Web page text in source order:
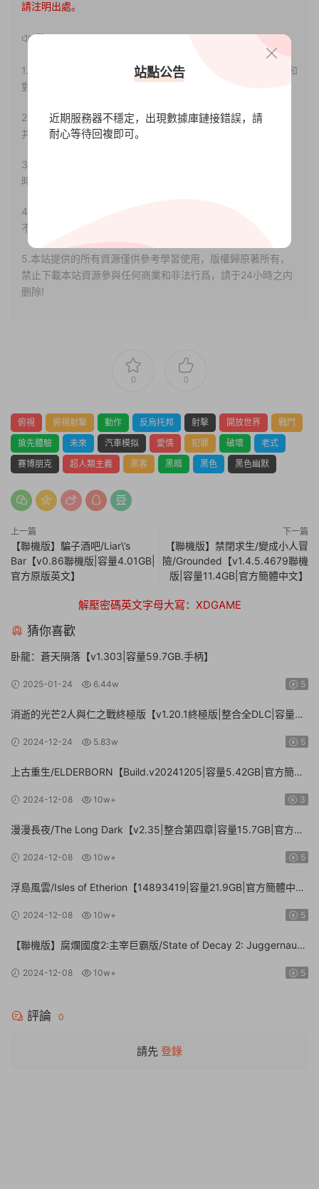
請注明出處。
聲明：
1.本站部分内容轉載自其它媒體，但并不代表本站贊同其觀點和
對其真實性負責。
2.若您需要商業運營或用于其他商業活動，請您購買正版授權
并合法使用。
3.如果本站有侵犯、不妥之處的資源，請聯系我們。将會第一
時間解決！
4.本站部分内容均由互聯網收集整理，僅供大家參考、學習，
不存在任何商業目的與商業用途。
5.本站提供的所有資源僅供參考學習使用，版權歸原著所有，
禁止下載本站資源參與任何商業和非法行爲，請于24小時之内
删除!
0 0
俯視 俯視射擊 動作 反烏托邦 射擊 開放世界
戰鬥
搶先體驗
未來 汽車模拟 愛情 犯罪 破壞
老式
賽博朋克
超人類主義 黑客 黑暗 黑色 黑色幽默
上一篇
【聯機版】騙子酒吧/Liar\’s
Bar【v0.86聯機版|容量4.01GB|
官方原版英文】
下一篇
【聯機版】禁閉求生/變成小人冒
險/Grounded【v1.4.5.4679聯機
版|容量11.4GB|官方簡體中文】
解壓密碼英文字母大寫：XDGAME
猜你喜歡
卧龍：蒼天隕落【v1.303|容量59.7GB.手柄】
2025-01-24 6.44w 5
消逝的光芒2人與仁之戰終極版【v1.20.1終極版|整合全DLC|容量
2024-12-24 5.83w 5
上古重生/ELDERBORN【Build.v20241205|容量5.42GB|官方簡體
2024-12-08 10w+ 3
漫漫長夜/The Long Dark【v2.35|整合第四章|容量15.7GB|官方簡
2024-12-08 10w+ 5
浮島風雲/Isles of Etherion【14893419|容量21.9GB|官方簡體中
2024-12-08 10w+ 5
【聯機版】腐爛國度2:主宰巨霸版/State of Decay 2: Juggernaut
2024-12-08 10w+ 5
評論 0
請先 登錄
站點公告
近期服務器不穩定，出現數據庫鏈接錯誤，請
耐心等待回複即可。